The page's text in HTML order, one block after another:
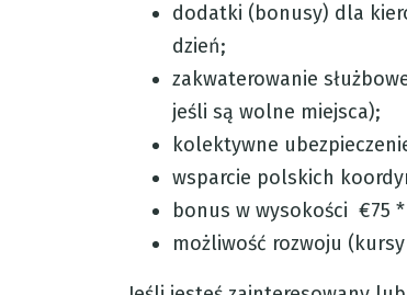
dodatki (bonusy) dla
dzień;
zakwaterowanie
jeśli są wolne miejsca);
kolektywne
wsparcie polskich
bonus w wysokości €75 *
możliwość rozwoju